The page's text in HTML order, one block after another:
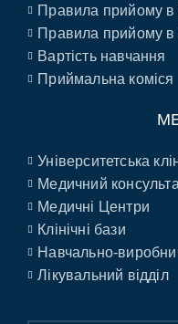
Правила прийому в
Правила прийому
Вартість навчання
Приймальна коміся
Університетська
Медичний
Медичні Центри
Клінічні бази
Навчально-
Лікувальний відділ